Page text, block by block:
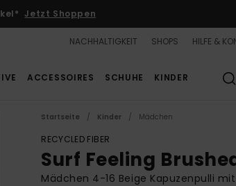
Jetzt Shoppen
NACHHALTIGKEIT SHOPS HILFE &
ACCESSOIRES SCHUHE KINDER
Startseite Kinder Mädchen
RECYCLED FIBER
Surf Feeling
Mädchen 4-16 Beige Kapuzenpulli